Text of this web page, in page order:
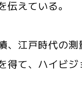
えている。
江戸時代の測
得て、ハイビ